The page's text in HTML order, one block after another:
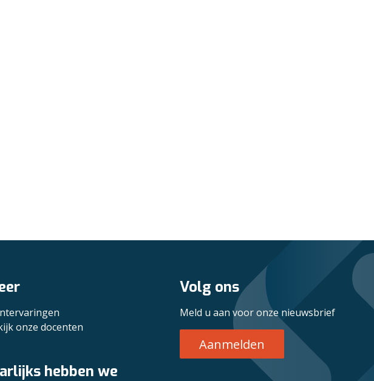
onze docenten
hebben we
Volg ons
Meld u aan voor onze nieuwsbrief
Aanmelden